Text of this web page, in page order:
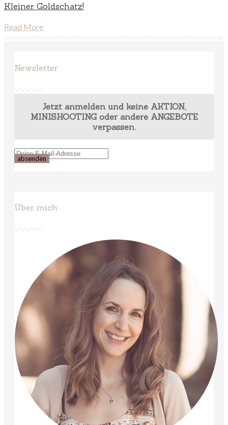
Kleiner Goldschatz!
Read More
Newsletter
Jetzt anmelden und keine AKTION,
MINISHOOTING oder andere ANGEBOTE
verpassen.
Über mich